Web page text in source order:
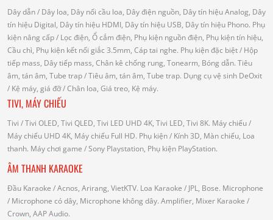
Dây dẫn/ Dây loa, Dây nối cầu loa, Dây điện nguồn, Dây tín hiệu Analog, Dây
tín hiệu Digital, Dây tín hiệu HDMI, Dây tín hiệu USB, Dây tín hiệu Phono. Phụ
kiện nâng cấp/ Lọc điện, Ổ cắm điện, Phụ kiện nguồn điện, Phụ kiện tín hiệu,
Cầu chì, Phụ kiện kết nối giắc 3.5mm, Cáp tai nghe. Phụ kiện đặc biệt/ Hộp
tiếp mass, Dây tiếp mass, Chân kê chống rung, Tonearm, Bóng dẫn. Tiêu
âm, tán âm, Tube trap/ Tiêu âm, tán âm, Tube trap. Dụng cụ vệ sinh DeOxit
/ Kệ máy, giá đỡ/ Chân loa, Giá treo, Kệ máy.
TIVI, MÁY CHIẾU
Tivi / Tivi OLED, Tivi QLED, Tivi LED UHD 4K, Tivi LED, Tivi 8K. Máy chiếu/
Máy chiếu UHD 4K, Máy chiếu Full HD. Phụ kiện/ Kính 3D, Màn chiếu, Loa
thanh. Máy chơi game / Sony Playstation, Phụ kiện PlayStation.
ÂM THANH KARAOKE
Đầu Karaoke / Acnos, Arirang, VietKTV. Loa Karaoke / JPL, Bose. Microphone
/ Microphone có dây, Microphone không dây. Amplifier, Mixer Karaoke /
Crown, AAP Audio.